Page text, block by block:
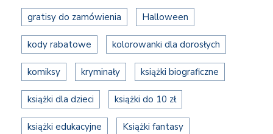
gratisy do zamówienia Halloween
kody rabatowe kolorowanki dla dorosłych
komiksy kryminały książki biograficzne
książki dla dzieci książki do 10 zł
książki edukacyjne Książki fantasy